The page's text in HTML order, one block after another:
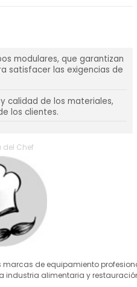
modulares, que garantizan
satisfacer las exigencias de
calidad de los materiales,
los clientes.
del Chef
de equipamiento
industria alimentaria y